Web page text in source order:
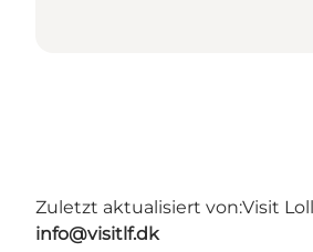
Zuletzt aktualisiert von:Visit
info@visitlf.dk